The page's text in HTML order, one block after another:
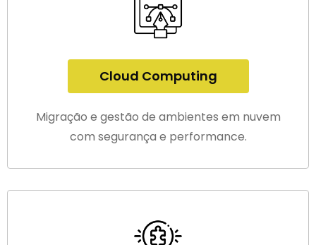
Cloud Computing
Migração e gestão de ambientes em nuvem
com segurança e performance.